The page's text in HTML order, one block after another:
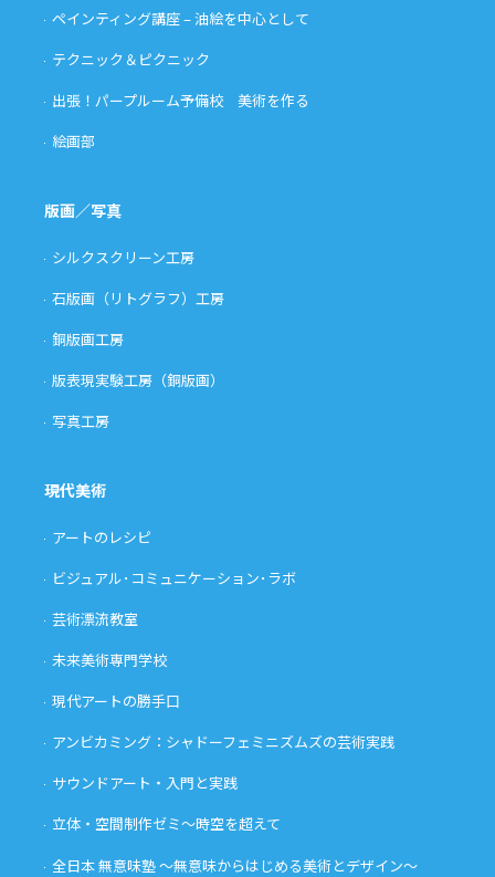
ペインティング講座 – 油絵を中心として
テクニック＆ピクニック
出張！パープルーム予備校 美術を作る
絵画部
版画／写真
シルクスクリーン工房
石版画（リトグラフ）工房
銅版画工房
版表現実験工房（銅版画）
写真工房
現代美術
アートのレシピ
ビジュアル･コミュニケーション･ラボ
芸術漂流教室
未来美術専門学校
現代アートの勝手口
アンビカミング：シャドーフェミニズムズの芸術実践
サウンドアート・入門と実践
立体・空間制作ゼミ〜時空を超えて
全日本 無意味塾 〜無意味からはじめる美術とデザイン〜